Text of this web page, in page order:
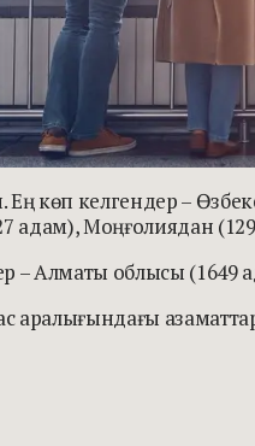
көп келгендер –
адам), Моңғолиядан
– Алматы облысы
аралығындағы